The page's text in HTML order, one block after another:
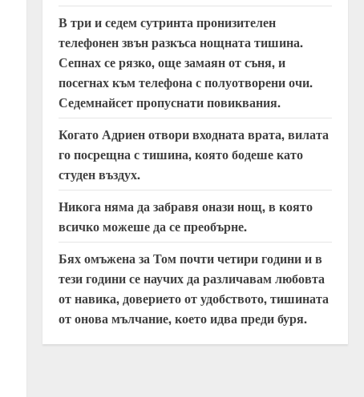
В три и седем сутринта пронизителен
телефонен звън разкъса нощната тишина.
Сепнах се рязко, още замаян от съня, и
посегнах към телефона с полуотворени очи.
Седемнайсет пропуснати повиквания.
Когато Адриен отвори входната врата, вилата
го посрещна с тишина, която бодеше като
студен въздух.
Никога няма да забравя онази нощ, в която
всичко можеше да се преобърне.
Бях омъжена за Том почти четири години и в
тези години се научих да различавам любовта
от навика, доверието от удобството, тишината
от онова мълчание, което идва преди буря.